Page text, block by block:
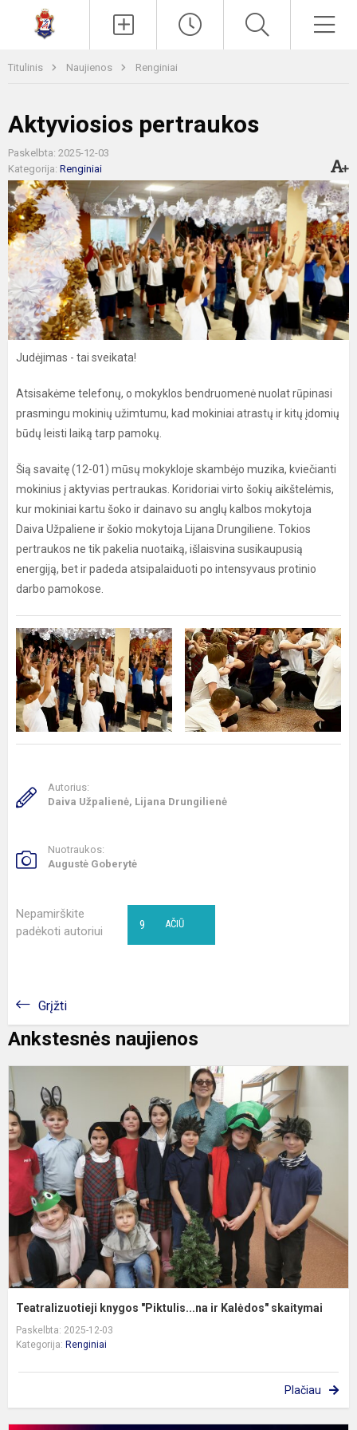
Titulinis Naujienos Renginiai
Aktyviosios pertraukos
Paskelbta: 2025-12-03
Kategorija: Renginiai
Judėjimas - tai sveikata!
Atsisakėme telefonų, o mokyklos bendruomenė nuolat rūpinasi
prasmingu mokinių užimtumu, kad mokiniai atrastų ir kitų įdomių
būdų leisti laiką tarp pamokų.
Šią savaitę (12-01) mūsų mokykloje skambėjo muzika, kviečianti
mokinius į aktyvias pertraukas. Koridoriai virto šokių aikštelėmis,
kur mokiniai kartu šoko ir dainavo su anglų kalbos mokytoja
Daiva Užpaliene ir šokio mokytoja Lijana Drungiliene. Tokios
pertraukos ne tik pakelia nuotaiką, išlaisvina susikaupusią
energiją, bet ir padeda atsipalaiduoti po intensyvaus protinio
darbo pamokose.
Autorius:
Daiva Užpalienė, Lijana Drungilienė
Nuotraukos:
Augustė Goberytė
Nepamirškite
padėkoti autoriui
AČIŪ
9
Grįžti
Ankstesnės naujienos
Teatralizuotieji knygos "Piktulis...na ir Kalėdos" skaitymai
Paskelbta: 2025-12-03
Kategorija: Renginiai
Plačiau